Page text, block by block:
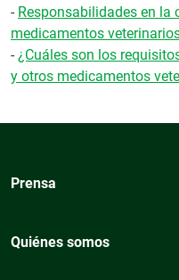
- Responsabilidades en la
medicamentos
- ¿Cuáles son los
y otros medicamentos
Prensa
Quiénes somos